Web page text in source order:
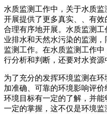
水质监测工作中，关于水质
开展提供了更多真实、、有
合理有序地开展。水质监测
业排水和天然水污染的监测
监测工作。在水质监测工作
行分析和判断，还要对水资源
为了充分的发挥环境监测在
加准确、可靠的环境影响评
环境目标有一定的了解，并
一定的掌握，这不仅是环境